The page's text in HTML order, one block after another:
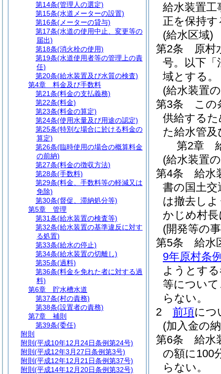
給水装置
正を保持
(給水区域)
第2条
原村
号。以下「
域とする。
(給水装置
第3条
この
供給する
た給水管
第2章
(給水装置
第4条
給水
書の国土
は撤去し
かじめ村
(開発等の
第5条
給水
9年原村条
ようとす
等につい
らない。
2
前項につ
(加入金の
第6条
給水
の額に100
らない。
第14条(管理人の選定)
第15条(水道メーターの設置)
第16条(メーターの貸与)
第17条(水道の使用中止、変更等の
届出)
第18条(消火栓の使用)
第19条(水道使用者等の管理上の責
任)
第20条(給水装置及び水質の検査)
第4章
料金及び手数料
第21条(料金の支払義務)
第22条(料金)
第23条(料金の算定)
第24条(使用水量及び用途の認定)
第25条(特別な場合に於ける料金の
算定)
第26条(臨時使用の場合の概算料金
の前納)
第27条(料金の徴収方法)
第28条(手数料)
第29条(料金、手数料等の軽減又は
免除)
第30条(督促、滞納処分等)
第5章
管理
第31条(給水装置の検査等)
第32条(給水装置の基準違反に対す
る処置)
第33条(給水の停止)
第34条(給水装置の切離し)
第35条(過料)
第36条(料金を免れた者に対する過
料)
第6章
貯水槽水道
第37条(村の責務)
第38条(設置者の責務)
第7章
補則
第39条(委任)
附則
附則 (平成10年12月24日条例第24号)
附則 (平成12年3月27日条例第3号)
附則 (平成12年12月21日条例第37号)
附則 (平成14年12月20日条例第32号)